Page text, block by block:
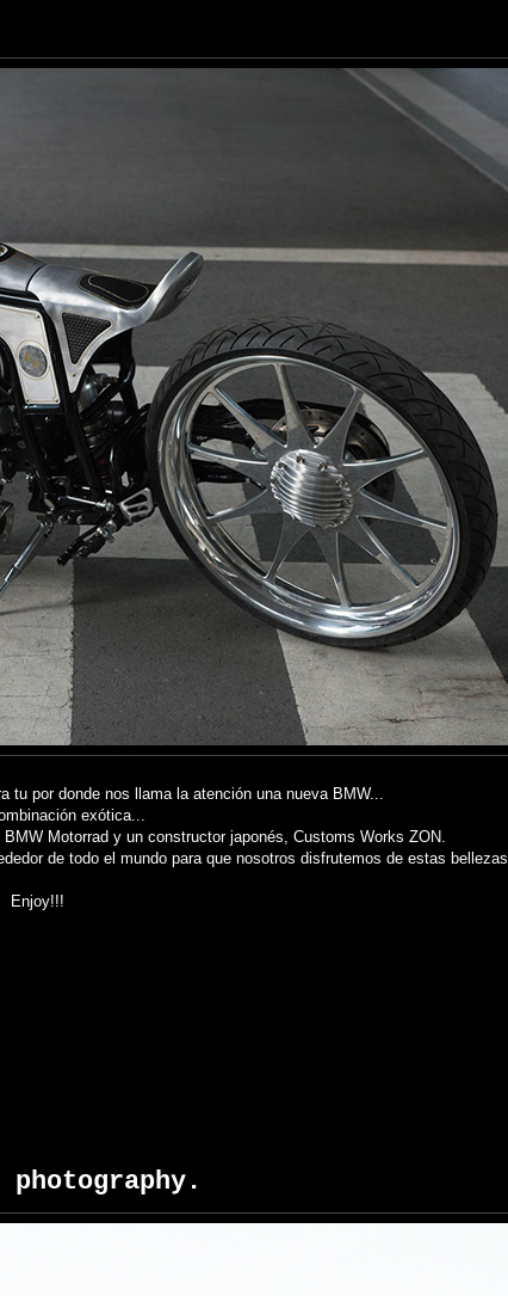
por donde nos llama la atención una nueva BMW...
exótica...
Motorrad y un constructor japonés, Customs Works ZON.
de todo el mundo para que nosotros disfrutemos de estas bellezas.
Enjoy!!!